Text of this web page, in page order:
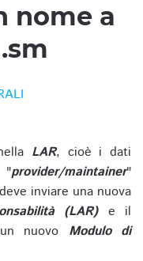
nome a
LAR, cioè i dati
provider/maintainer"
inviare una nuova
(LAR)e il
nuovo Modulo di